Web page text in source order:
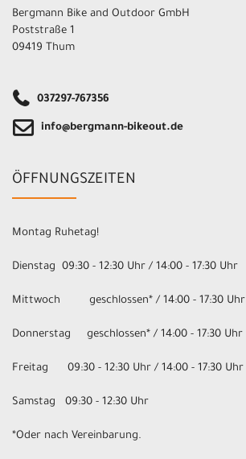
Bergmann Bike and Outdoor GmbH
Poststraße 1
09419 Thum
037297-767356
info@bergmann-bikeout.de
ÖFFNUNGSZEITEN
Montag Ruhetag!
Dienstag 09:30 - 12:30 Uhr / 14:00 - 17:30 Uhr
Mittwoch geschlossen* / 14:00 - 17:30 Uhr
Donnerstag geschlossen* / 14:00 - 17:30 Uhr
Freitag 09:30 - 12:30 Uhr / 14:00 - 17:30 Uhr
Samstag 09:30 - 12:30 Uhr
*Oder nach Vereinbarung.